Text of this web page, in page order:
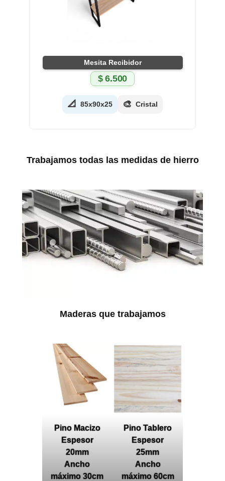
Mesita Recibidor
$6.500
📐 85x90x25 🎨 Cristal
Trabajamos todas las medidas de hierro
Maderas que trabajamos
Pino Macizo
Espesor
20mm
Ancho
máximo 30cm
Pino Tablero
Espesor
25mm
Ancho
máximo 60cm